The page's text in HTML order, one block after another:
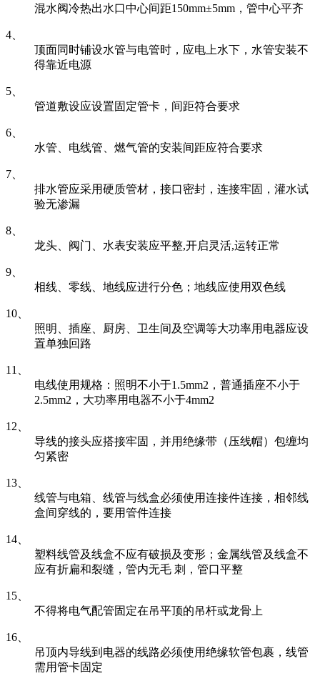
混水阀冷热出水口中心间距150mm±5mm，管中心平齐
4、
顶面同时铺设水管与电管时，应电上水下，水管安装不
得靠近电源
5、
管道敷设应设置固定管卡，间距符合要求
6、
水管、电线管、燃气管的安装间距应符合要求
7、
排水管应采用硬质管材，接口密封，连接牢固，灌水试
验无渗漏
8、
龙头、阀门、水表安装应平整,开启灵活,运转正常
9、
相线、零线、地线应进行分色；地线应使用双色线
10、
照明、插座、厨房、卫生间及空调等大功率用电器应设
置单独回路
11、
电线使用规格：照明不小于1.5mm2，普通插座不小于
2.5mm2，大功率用电器不小于4mm2
12、
导线的接头应搭接牢固，并用绝缘带（压线帽）包缠均
匀紧密
13、
线管与电箱、线管与线盒必须使用连接件连接，相邻线
盒间穿线的，要用管件连接
14、
塑料线管及线盒不应有破损及变形；金属线管及线盒不
应有折扁和裂缝，管内无毛 刺，管口平整
15、
不得将电气配管固定在吊平顶的吊杆或龙骨上
16、
吊顶内导线到电器的线路必须使用绝缘软管包裹，线管
需用管卡固定